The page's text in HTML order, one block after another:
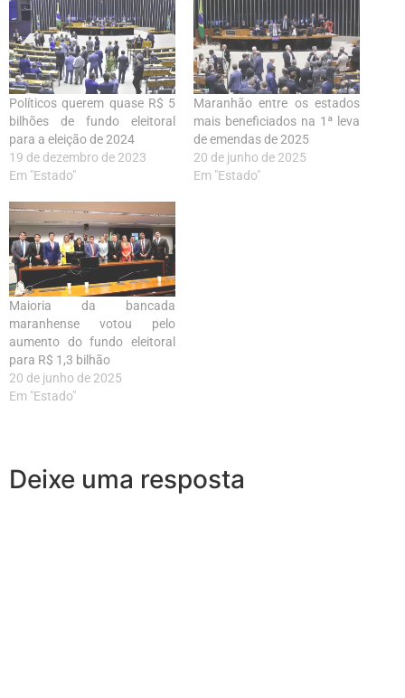
Políticos querem quase R$ 5
bilhões de fundo eleitoral
para a eleição de 2024
19 de dezembro de 2023
Em "Estado"
Maranhão entre os estados
mais beneficiados na 1ª leva
de emendas de 2025
20 de junho de 2025
Em "Estado"
Maioria da bancada
maranhense votou pelo
aumento do fundo eleitoral
para R$ 1,3 bilhão
20 de junho de 2025
Em "Estado"
Deixe uma resposta